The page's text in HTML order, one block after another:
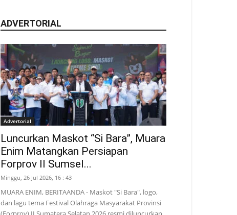
ADVERTORIAL
Advertorial
Luncurkan Maskot “Si Bara”, Muara
Enim Matangkan Persiapan
Forprov II Sumsel...
Minggu, 26 Jul 2026, 16 : 43
MUARA ENIM, BERITAANDA - Maskot "Si Bara", logo,
dan lagu tema Festival Olahraga Masyarakat Provinsi